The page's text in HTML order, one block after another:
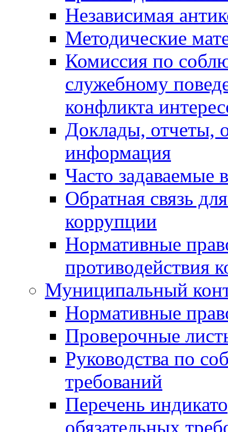
Независимая
Методические
Комиссия по
служебному
конфликта
Доклады, отчеты,
информация
Часто задаваемые
Обратная связь
коррупции
Нормативные
противодействия
Муниципальный
Нормативные
Проверочные
Руководства по
требований
Перечень
обязательных